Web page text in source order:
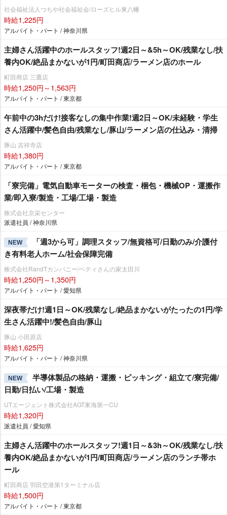
社会福祉法人つちや社会福祉会/ローズヒル東八幡
時給1,225円
アルバイト・パート / 神奈川県
主婦さん活躍中のホールスタッフ!週2日～&5h～OK/残業なし/扶
養内OK/絶品まかないが1円/町田商店/ラーメン店のホール
町田商店 三鷹店
時給1,250円～1,563円
アルバイト・パート / 東京都
午前中の3hだけ!接客なしの集中作業!週2日～OK/未経験・学生
さん活躍中/髪色自由/残業なし/豚山/ラーメン店の仕込み・清掃
豚山 吉祥寺店
時給1,380円
アルバイト・パート / 東京都
「寮完備」電気自動車モーターの検査・梱包・機械OP・運搬作
業/即入寮/製造・工場/工場・製造
株式会社京栄センター
派遣社員 / 神奈川県
NEW
「週3から可」調理スタッフ/無資格可/日勤のみ/介護付
き有料老人ホーム/社会保障完備
株式会社RandTカンパニー/ベティさんの家太田川
時給1,250円～1,350円
アルバイト・パート / 愛知県
深夜帯だけ!週1日～OK/残業なし/絶品まかないがたったの1円/学
生さん活躍中!/髪色自由/豚山
豚山 小田原店
時給1,625円
アルバイト・パート / 神奈川県
NEW
半導体製品の格納・運搬・ピッキング・組立て/寮完備/
日勤/日払い/工場・製造
UTエージェント株式会社AGT東海第一CU
時給1,320円
派遣社員 / 愛知県
主婦さん活躍中のホールスタッフ!週1日～&3h～OK/残業なし/扶
養内OK/絶品まかないが1円/町田商店/ラーメン店のランチ帯ホ
ール
町田商店 羽田空港第1ターミナル店
時給1,500円
アルバイト・パート / 東京都